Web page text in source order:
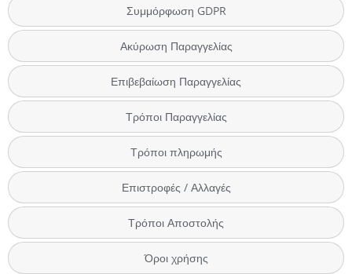
Συμμόρφωση GDPR
Ακύρωση Παραγγελίας
Επιβεβαίωση Παραγγελίας
Τρόποι Παραγγελίας
Τρόποι πληρωμής
Επιστροφές / Αλλαγές
Τρόποι Αποστολής
Όροι χρήσης